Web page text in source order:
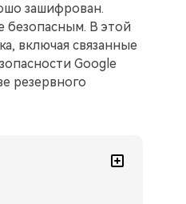
зашифрован.
безопасным. В этой
включая связанные
Google
резервного